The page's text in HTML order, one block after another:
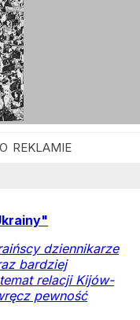
dziennikarze
bardziej
relacji Kijów-
pewność